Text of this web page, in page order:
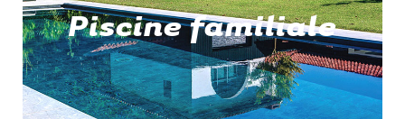
Piscine familiale